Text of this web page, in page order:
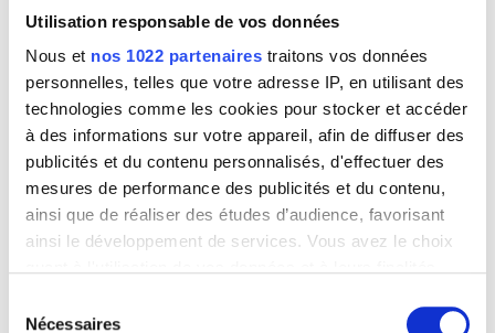
Utilisation responsable de vos données
Nous et nos 1022 partenaires traitons vos données
personnelles, telles que votre adresse IP, en utilisant des
technologies comme les cookies pour stocker et accéder
à des informations sur votre appareil, afin de diffuser des
publicités et du contenu personnalisés, d'effectuer des
mesures de performance des publicités et du contenu,
ainsi que de réaliser des études d’audience, favorisant
ainsi le développement de services. Vous avez le choix
tout moment en consultant la Déclaration relative aux
Nécessaires
Le ruisseau. Volet gauche : Le glacier - Le torrent. Centre : Le ruisseau.
Volet droit : L'eau - L'eau dormante
Léon Frederic